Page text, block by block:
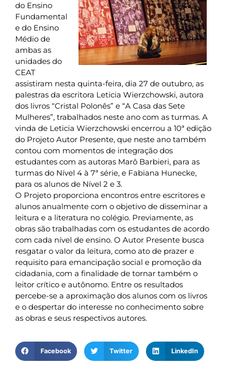
do Ensino
Fundamental
e do Ensino
Médio de
ambas as
unidades do
CEAT
assistiram nesta quinta-feira, dia 27 de outubro, as
palestras da escritora Leticia Wierzchowski, autora
dos livros “Cristal Polonês” e “A Casa das Sete
Mulheres”, trabalhados neste ano com as turmas. A
vinda de Leticia Wierzchowski encerrou a 10ª edição
do Projeto Autor Presente, que neste ano também
contou com momentos de integração dos
estudantes com as autoras Marô Barbieri, para as
turmas do Nível 4 à 7ª série, e Fabiana Hunecke,
para os alunos de Nível 2 e 3.
O Projeto proporciona encontros entre escritores e
alunos anualmente com o objetivo de disseminar a
leitura e a literatura no colégio. Previamente, as
obras são trabalhadas com os estudantes de acordo
com cada nível de ensino. O Autor Presente busca
resgatar o valor da leitura, como ato de prazer e
requisito para emancipação social e promoção da
cidadania, com a finalidade de tornar também o
leitor crítico e autônomo. Entre os resultados
percebe-se a aproximação dos alunos com os livros
e o despertar do interesse no conhecimento sobre
as obras e seus respectivos autores.
Facebook Twitter LinkedIn